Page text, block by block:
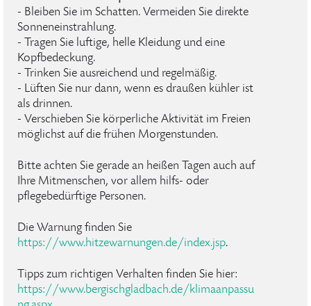
- Bleiben Sie im Schatten. Vermeiden Sie direkte
Sonneneinstrahlung.
- Tragen Sie luftige, helle Kleidung und eine
Kopfbedeckung.
- Trinken Sie ausreichend und regelmäßig.
- Lüften Sie nur dann, wenn es draußen kühler ist
als drinnen.
- Verschieben Sie körperliche Aktivität im Freien
möglichst auf die frühen Morgenstunden.
Bitte achten Sie gerade an heißen Tagen auch auf
Ihre Mitmenschen, vor allem hilfs- oder
pflegebedürftige Personen.
Die Warnung finden Sie
https://www.hitzewarnungen.de/index.jsp.
Tipps zum richtigen Verhalten finden Sie hier:
https://www.bergischgladbach.de/klimaanpassu